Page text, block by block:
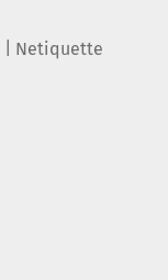
Netiquette